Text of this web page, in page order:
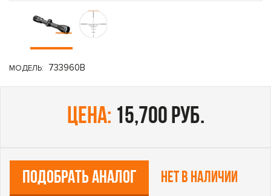
МОДЕЛЬ: 733960B
цена: 15,700 руб.
ПОДОБРАТЬ АНАЛОГ Нет в наличии